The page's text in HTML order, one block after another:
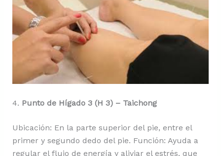
4. Punto de Hígado 3 (H 3) – Taichong
Ubicación: En la parte superior del pie, entre el
primer y segundo dedo del pie. Función: Ayuda a
regular el flujo de energía y aliviar el estrés, que